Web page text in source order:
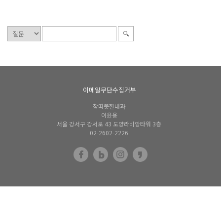
이메일무단수집거부
참따뜻한내과
이윤용
서울 강서구 강서로 43 도양라비앙타워 3층
02-2602-2226